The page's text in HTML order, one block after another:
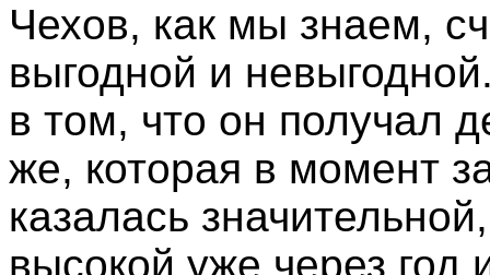
Чехов, как мы знаем,
выгодной и
в том, что он получал
же, которая в момент
казалась
высокой уже через год